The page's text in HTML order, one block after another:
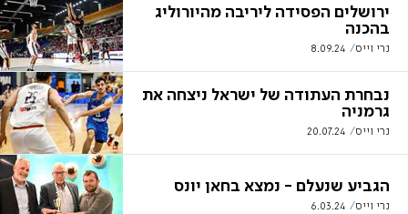
ירושלים הפסידה ליריבה מהיורוליג
בהכנה
נרי וייס 8.09.24
נבחרת העתודה של ישראל ניצחה את
גרמניה
נרי וייס 20.07.24
הגביע שנעלם - נמצא בחאן יונס
נרי וייס 6.03.24